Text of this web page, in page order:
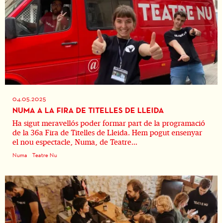
04.05.2025
NUMA A LA FIRA DE TITELLES DE LLEIDA
Ha sigut meravellós poder formar part de la programació
de la 36a Fira de Titelles de Lleida. Hem pogut ensenyar
el nou espectacle, Numa, de Teatre...
Numa Teatre Nu